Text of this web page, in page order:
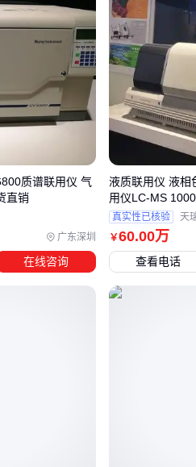
选
扩
购
广东深圳
质谱联用仪 气
直销
在线咨询
￥60.00万
液质联用仪 液相
用仪LC-MS 1000
真实性已核验 天
查看电话